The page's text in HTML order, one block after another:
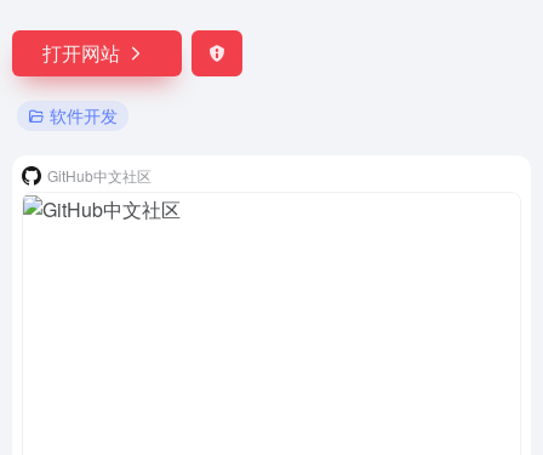
打开网站
软件开发
GitHub中文社区